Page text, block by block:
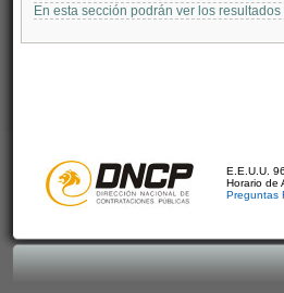
En esta sección podrán ver los
E.E.U.U.
Horario de
Preguntas